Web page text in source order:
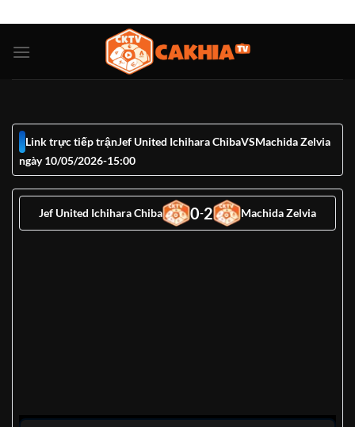
qua
nội
Link trực tiếp trậnJef United Ichihara ChibaVSMachida Zelvia
ngày 10/05/2026-15:00
Jef United Ichihara Chiba 0-2 Machida Zelvia